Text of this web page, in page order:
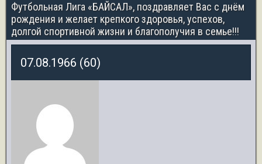
Футбольная Лига «БАЙСАЛ», поздравляет Вас с днём
рождения и желает крепкого здоровья, успехов,
долгой спортивной жизни и благополучия в семье!!!
07.08.1966 (60)